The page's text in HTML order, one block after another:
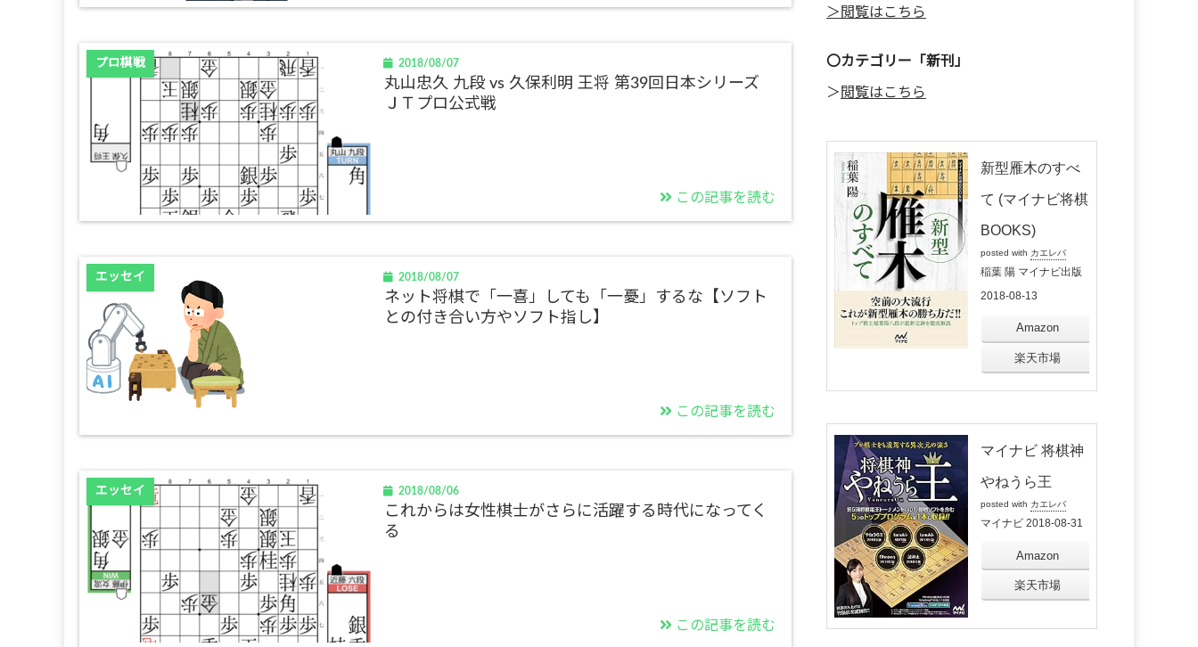
プロ棋戦 2018/08/07
丸山忠久 九段 vs 久保利明 王将 第39回日本シリーズ
ＪＴプロ公式戦
この記事を読む
エッセイ 2018/08/07
ネット将棋で「一喜」しても「一憂」するな【ソフト
との付き合い方やソフト指し】
この記事を読む
エッセイ 2018/08/06
これからは女性棋士がさらに活躍する時代になってく
る
この記事を読む
＞閲覧はこちら
〇カテゴリー「新刊」
＞ 閲覧はこちら
新型雁木のすべ
て (マイナビ将棋
BOOKS)
posted with カエレバ
稲葉 陽 マイナビ出版
2018-08-13
Amazon
楽天市場
マイナビ 将棋神
やねうら王
posted with カエレバ
マイナビ 2018-08-31
Amazon
楽天市場